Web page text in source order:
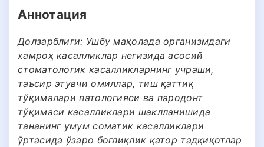
Аннотация
Долзарблиги: Ушбу мақолада организмдаги
хамроҳ касалликлар негизида асосий
стоматологик касалликларнинг учраши,
таъсир этувчи омиллар, тиш қаттиқ
тўқималари патологияси ва пародонт
тўқимаси касалликлари шаклланишида
тананинг умум соматик касалликлари
ўртасида ўзаро боғлиқлик қатор тадқиқотлар